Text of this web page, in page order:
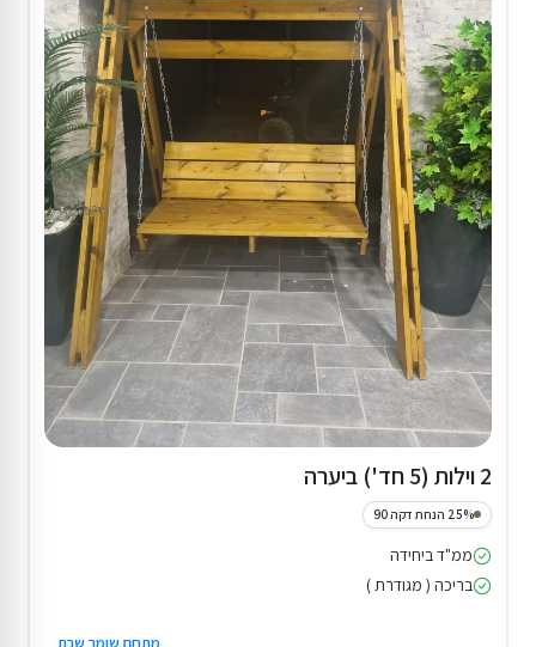
2 וילות (5 חד') ביערה
25% הנחת דקה 90
ממ"ד ביחידה
בריכה ( מגודרת )